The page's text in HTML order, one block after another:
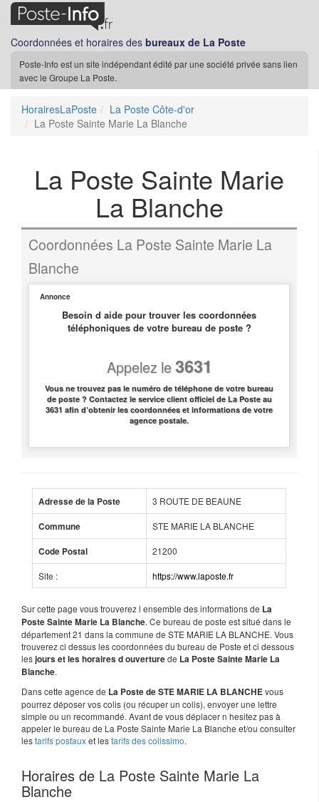
Coordonnées et horaires des bureaux de La Poste
Poste-Info est un site indépendant édité par une société privée sans lien
avec le Groupe La Poste.
HorairesLaPoste
La Poste Côte-d'or
La Poste Sainte Marie La Blanche
La Poste Sainte Marie
La Blanche
Coordonnées La Poste Sainte Marie La
Blanche
Annonce
Besoin d aide pour trouver les coordonnées
téléphoniques de votre bureau de poste ?
Appelez le3631
Vous ne trouvez pas le numéro de téléphone de votre bureau
de poste ? Contactez le service client officiel de La Poste au
3631 afin d’obtenir les coordonnées et informations de votre
agence postale.
Adresse de la Poste 3 ROUTE DE BEAUNE
Commune STE MARIE LA BLANCHE
Code Postal 21200
Site : https://www.laposte.fr
Sur cette page vous trouverez l ensemble des informations de La
Poste Sainte Marie La Blanche. Ce bureau de poste est situé dans le
département 21 dans la commune de STE MARIE LA BLANCHE. Vous
trouverez ci dessus les coordonnées du bureau de Poste et ci dessous
lesjours et les horaires d ouverturede La Poste Sainte Marie La
Blanche.
Dans cette agence de La Poste de STE MARIE LA BLANCHEvous
pourrez déposer vos colis (ou récuper un colis), envoyer une lettre
simple ou un recommandé. Avant de vous déplacer n hesitez pas à
appeler le bureau de La Poste Sainte Marie La Blanche et/ou consulter
lestarifs postauxet lestarifs des colissimo.
Horaires de La Poste Sainte Marie La
Blanche